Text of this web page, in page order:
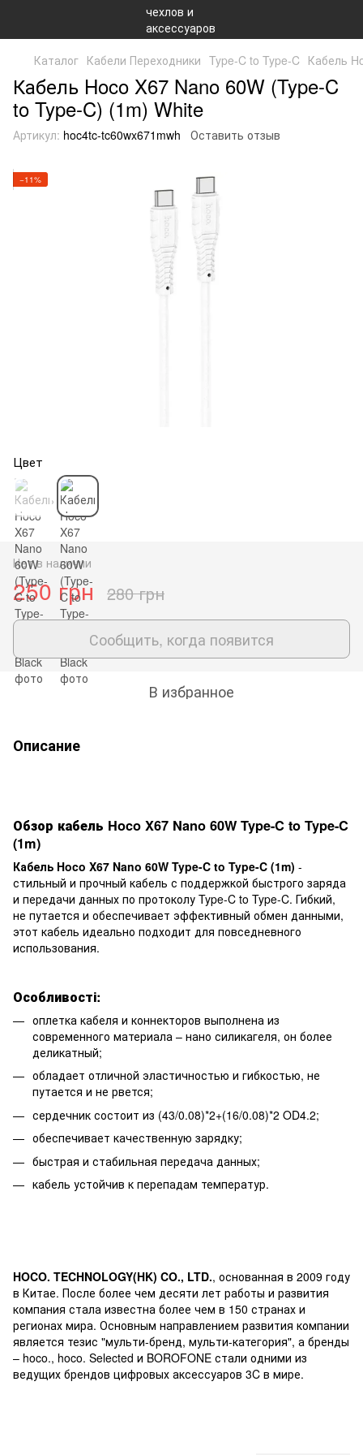
Каталог Кабели Переходники Type-C to Type-C Кабель
Кабель Hoco X67 Nano 60W (Type-C
to Type-C) (1m) White
Артикул: hoc4tc-tc60wx671mwh Оставить отзыв
−11%
Цвет
Нет в наличии
250 грн 280 грн
Сообщить, когда появится
В избранное
Описание
Обзор кабель Hoco X67 Nano 60W Type-C to Type-C
(1m)
Кабель Hoco X67 Nano 60W Type-C to Type-C (1m) -
стильный и прочный кабель с поддержкой быстрого заряда
и передачи данных по протоколу Type-C to Type-C. Гибкий,
не путается и обеспечивает эффективный обмен данными,
этот кабель идеально подходит для повседневного
использования.
Особливості:
оплетка кабеля и коннекторов выполнена из
современного материала – нано силикагеля, он более
деликатный;
обладает отличной эластичностью и гибкостью, не
путается и не рвется;
сердечник состоит из (43/0.08)*2+(16/0.08)*2 OD4.2;
обеспечивает качественную зарядку;
быстрая и стабильная передача данных;
кабель устойчив к перепадам температур.
HOCO. TECHNOLOGY(HK) CO., LTD., основанная в 2009 году
в Китае. После более чем десяти лет работы и развития
компания стала известна более чем в 150 странах и
регионах мира. Основным направлением развития компании
является тезис "мульти-бренд, мульти-категория", а бренды
– hoco., hoco. Selected и BOROFONE стали одними из
ведущих брендов цифровых аксессуаров 3C в мире.